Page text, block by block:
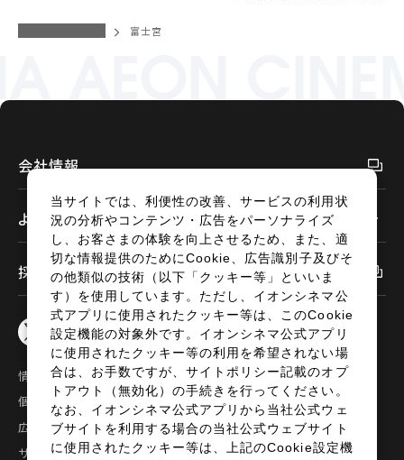
富士宮
会社情報
よくあるご質問
採用情報
情報セキュリティ
サイトポリシー
個人情報の取扱い
お問い合わせ
広告掲載
特定商取引法に基づく表示
サイトマップ
当サイトでは、利便性の改善、サービスの利用状
況の分析やコンテンツ・広告をパーソナライズ
し、お客さまの体験を向上させるため、また、適
切な情報提供のためにCookie、広告識別子及びそ
の他類似の技術（以下「クッキー等」といいま
す）を使用しています。ただし、イオンシネマ公
式アプリに使用されたクッキー等は、このCookie
設定機能の対象外です。イオンシネマ公式アプリ
に使用されたクッキー等の利用を希望されない場
合は、お手数ですが、サイトポリシー記載のオプ
トアウト（無効化）の手続きを行ってください。
なお、イオンシネマ公式アプリから当社公式ウェ
ブサイトを利用する場合の当社公式ウェブサイト
に使用されたクッキー等は、上記のCookie設定機